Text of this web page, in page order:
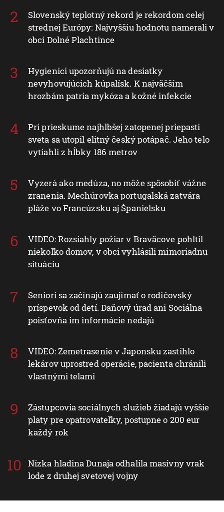
Slovenský teplotný rekord je rekordom celej
strednej Európy: Najvyššiu hodnotu namerali v
obci Dolné Plachtince
Hygienici upozorňujú na desiatky
nevyhovujúcich kúpalísk. K najväčším
hrozbám patria mykóza a kožné infekcie
Pri prieskume najhlbšej zatopenej priepasti
sveta sa utopil elitný český potápač. Jeho telo
vytiahli z hĺbky 186 metrov
Vyzerá ako medúza, no môže spôsobiť vážne
zranenia. Mechúrovka portugalská zatvára
pláže vo Francúzsku aj Španielsku
VIDEO: Rozsiahly požiar v Braväcove pohltil
niekoľko domov, v obci vyhlásili mimoriadnu
situáciu
Seniori sa začínajú zaujímať o rodičovský
príspevok od detí. Daňový úrad ani Sociálna
poisťovňa im informácie nedajú
VIDEO: Zemetrasenie v Japonsku zastihlo
lekárov uprostred operácie, pacienta chránili
vlastnými telami
Zástupcovia sociálnych služieb žiadajú vyššie
platy pre opatrovateľky, postupne o 200 eur
každý rok
Nízka hladina Dunaja odhalila masívny vrak
lode z druhej svetovej vojny